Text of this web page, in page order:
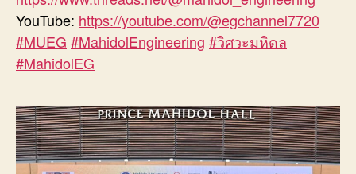
YouTube: https://youtube.com/@egchannel7720
#MUEG #MahidolEngineering #วิศวะมหิดล
#MahidolEG